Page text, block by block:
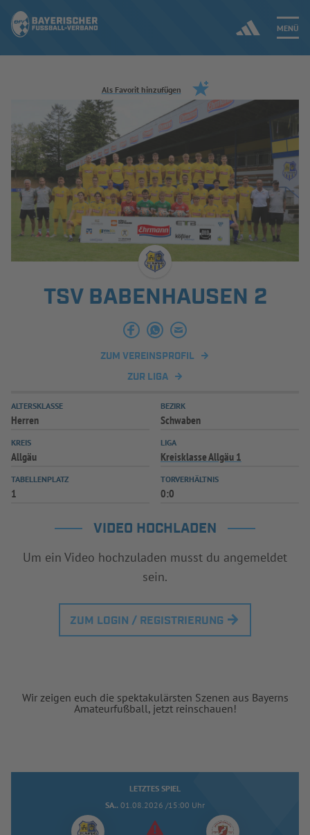
MENÜ
Jetzt einloggen
ERGEBNISSE & WETTBEWERBE
NEUIGKEITEN
SPIELBETRIEB & VERBANDSLEBEN
AUSBILDUNG & FÖRDERUNG
INFOTHEK SPIELPLUS
Als Favorit hinzufügen
TSV BABENHAUSEN 2
ZUM VEREINSPROFIL
ZUR LIGA
ALTERSKLASSE
Herren
BEZIRK
Schwaben
KREIS
Allgäu
LIGA
Kreisklasse Allgäu 1
TABELLENPLATZ
1
TORVERHÄLTNIS
0:0
VIDEO HOCHLADEN
Um ein Video hochzuladen musst du angemeldet
sein.
ZUM LOGIN / REGISTRIERUNG
Wir zeigen euch die spektakulärsten Szenen aus Bayerns
Amateurfußball, jetzt reinschauen!
LETZTES SPIEL
SA.. 01.08.2026 /15:00 Uhr